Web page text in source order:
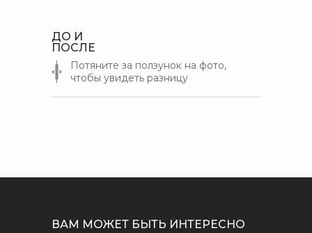
ДО И
ПОСЛЕ
Потяните за ползунок на фото,
чтобы увидеть разницу
ВАМ МОЖЕТ БЫТЬ ИНТЕРЕСНО